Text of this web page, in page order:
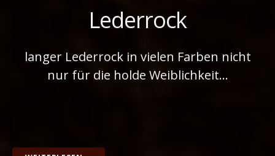
Lederrock
langer Lederrock in vielen Farben nicht
nur für die holde Weiblichkeit…